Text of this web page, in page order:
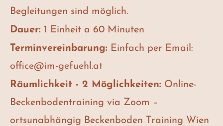
Begleitungen sind möglich.
Dauer: 1 Einheit a 60 Minuten
Terminvereinbarung: Einfach per Email:
office@im-gefuehl.at
Räumlichkeit - 2 Möglichkeiten: Online-
Beckenbodentraining via Zoom –
ortsunabhängig Beckenboden Training Wien